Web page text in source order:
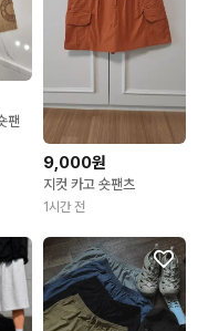
팬
9,000원
지컷 카고 숏팬츠
1시간 전